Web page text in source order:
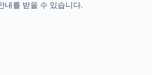
내를 받을 수 있습니다.